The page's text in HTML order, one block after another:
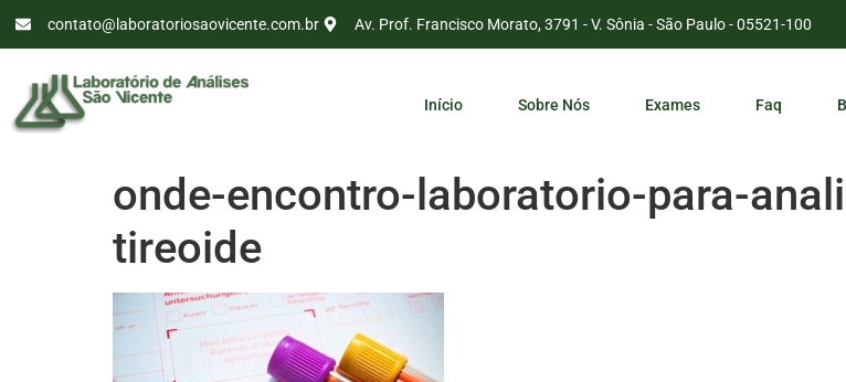
contato@laboratoriosaovicente.com.br Av. Prof. Francisco Morato, 3791 - V. Sônia - São Paulo - 05521-100
Início Sobre Nós Exames Faq
onde-encontro-laboratorio-para-
tireoide